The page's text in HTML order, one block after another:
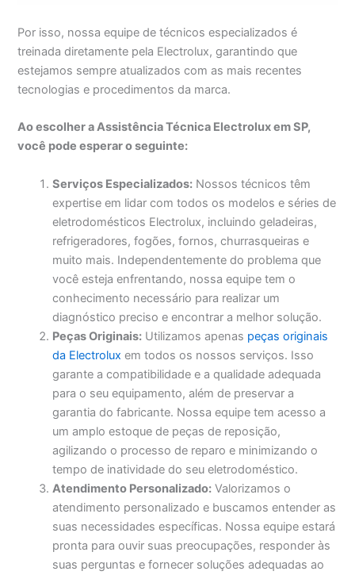
Por isso, nossa equipe de técnicos especializados é
treinada diretamente pela Electrolux, garantindo que
estejamos sempre atualizados com as mais recentes
tecnologias e procedimentos da marca.
Ao escolher a Assistência Técnica Electrolux em SP,
você pode esperar o seguinte:
Serviços Especializados: Nossos técnicos têm
expertise em lidar com todos os modelos e séries de
eletrodomésticos Electrolux, incluindo geladeiras,
refrigeradores, fogões, fornos, churrasqueiras e
muito mais. Independentemente do problema que
você esteja enfrentando, nossa equipe tem o
conhecimento necessário para realizar um
diagnóstico preciso e encontrar a melhor solução.
Peças Originais: Utilizamos apenas peças originais
da Electrolux em todos os nossos serviços. Isso
garante a compatibilidade e a qualidade adequada
para o seu equipamento, além de preservar a
garantia do fabricante. Nossa equipe tem acesso a
um amplo estoque de peças de reposição,
agilizando o processo de reparo e minimizando o
tempo de inatividade do seu eletrodoméstico.
Atendimento Personalizado: Valorizamos o
atendimento personalizado e buscamos entender as
suas necessidades específicas. Nossa equipe estará
pronta para ouvir suas preocupações, responder às
suas perguntas e fornecer soluções adequadas ao